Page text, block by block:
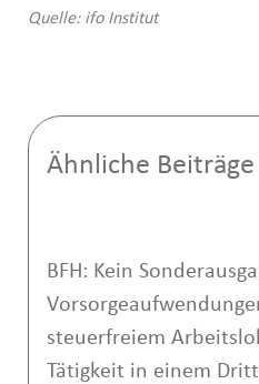
Quelle: ifo Institut
Ähnliche Beiträge
BFH: Kein
steuerfreiem
Tätigkeit in einem